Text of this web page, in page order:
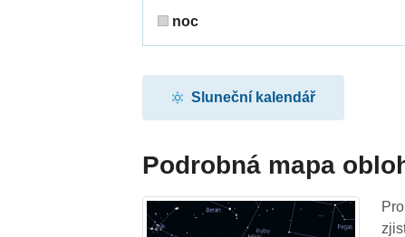
noc
Sluneční kalendář
Podrobná mapa